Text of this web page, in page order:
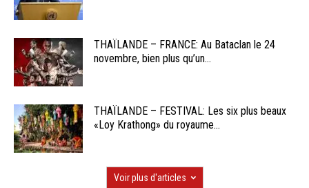
THAÏLANDE – FRANCE: Au Bataclan le 24
novembre, bien plus qu’un...
THAÏLANDE – FESTIVAL: Les six plus beaux
«Loy Krathong» du royaume...
Voir plus d'articles